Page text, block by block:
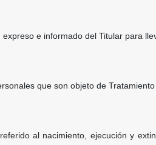
e informado del Titular para
que son objeto de
al nacimiento, ejecución y